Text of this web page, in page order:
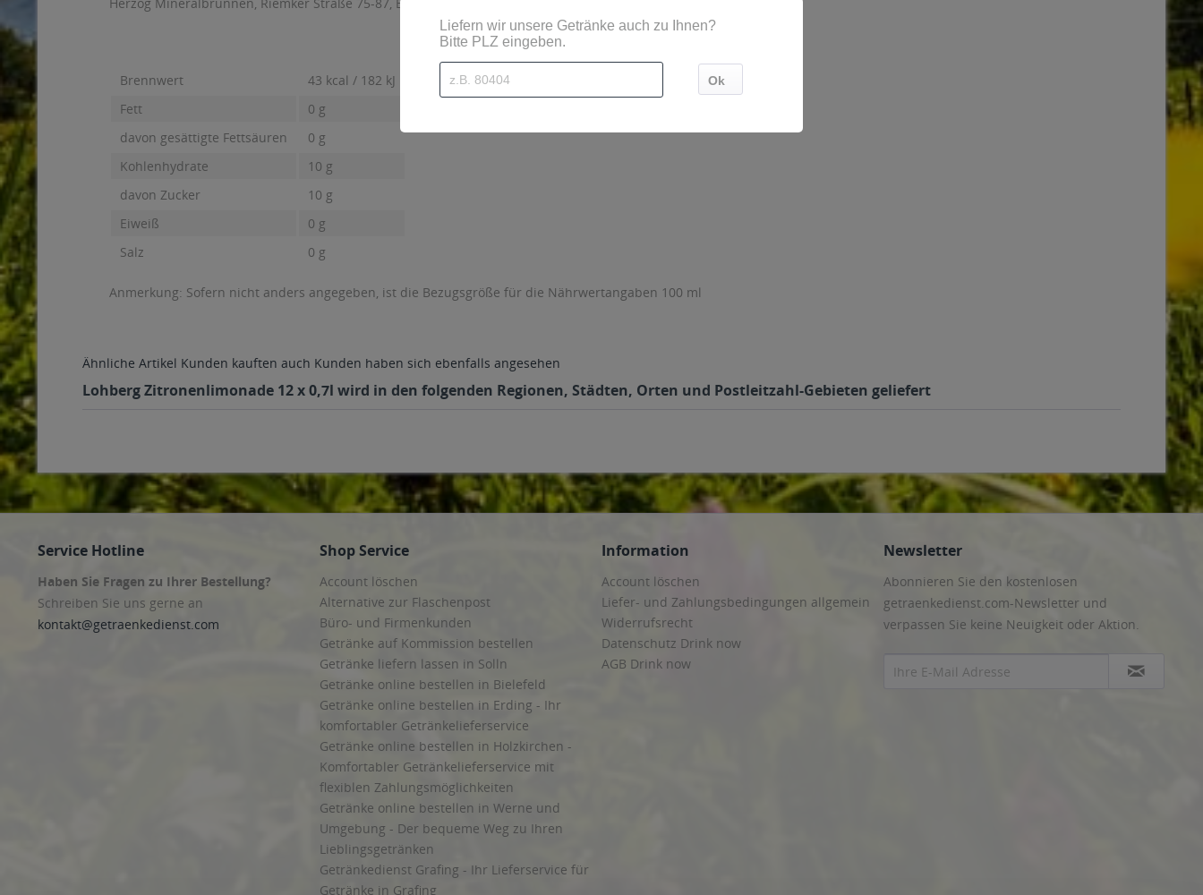
Brennwert
43 kcal / 182 kJ
Fett
0 g
davon gesättigte Fettsäuren
0 g
Kohlenhydrate
10 g
davon Zucker
10 g
Eiweiß
0 g
Salz
0 g
Anmerkung: Sofern nicht anders angegeben, ist die Bezugsgröße für die Nährwertangaben 100 ml
Ähnliche Artikel Kunden kauften auch Kunden haben sich ebenfalls angesehen
Lohberg Zitronenlimonade 12 x 0,7l wird in den folgenden Regionen, Städten, Orten und Postleitzahl-Gebieten geliefert
Service Hotline
Haben Sie Fragen zu Ihrer Bestellung?
Schreiben Sie uns gerne an
kontakt@getraenkedienst.com
Shop Service
Account löschen
Alternative zur Flaschenpost
Büro- und Firmenkunden
Getränke auf Kommission bestellen
Getränke liefern lassen in Solln
Getränke online bestellen in Bielefeld
Getränke online bestellen in Erding - Ihr
komfortabler Getränkelieferservice
Getränke online bestellen in Holzkirchen -
Komfortabler Getränkelieferservice mit
flexiblen Zahlungsmöglichkeiten
Getränke online bestellen in Werne und
Umgebung - Der bequeme Weg zu Ihren
Lieblingsgetränken
Getränkedienst Grafing - Ihr Lieferservice für
Getränke in Grafing
Information
Account löschen
Liefer- und Zahlungsbedingungen allgemein
Widerrufsrecht
Datenschutz Drink now
AGB Drink now
Newsletter
Abonnieren Sie den kostenlosen
getraenkedienst.com-Newsletter und
verpassen Sie keine Neuigkeit oder Aktion.